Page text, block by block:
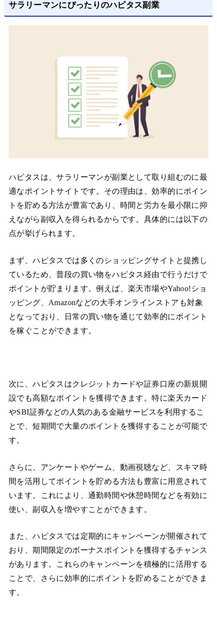
サラリーマンにぴったりのハピタス副業
ハピタスは、サラリーマンが副業として取り組むのに最
適なポイントサイトです。その理由は、効率的にポイン
トを貯める方法が豊富であり、時間と労力を最小限に抑
えながら副収入を得られるからです。具体的には以下の
点が挙げられます。
まず、ハピタスでは多くのショッピングサイトと提携し
ているため、普段の買い物をハピタス経由で行うだけで
ポイントが貯まります。例えば、楽天市場やYahoo!ショ
ッピング、Amazonなどの大手オンラインストアも対象
となっており、日常の買い物を通じて効率的にポイント
を稼ぐことができます。
次に、ハピタスはクレジットカードや証券口座の新規開
設でも高額なポイントを獲得できます。特に楽天カード
やSBI証券などの人気のある金融サービスを利用するこ
とで、短期間で大量のポイントを獲得することが可能で
す​​​​。
さらに、アンケートやゲーム、動画視聴など、スキマ時
間を活用してポイントを貯める方法も豊富に用意されて
います。これにより、通勤時間や休憩時間などを有効に
使い、副収入を増やすことができます​​。
また、ハピタスでは定期的にキャンペーンが開催されて
おり、期間限定のボーナスポイントを獲得するチャンス
があります。これらのキャンペーンを積極的に活用する
ことで、さらに効率的にポイントを貯めることができま
す​​。